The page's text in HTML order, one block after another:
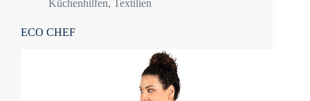
Küchenhilfen, Textilien
ECO CHEF